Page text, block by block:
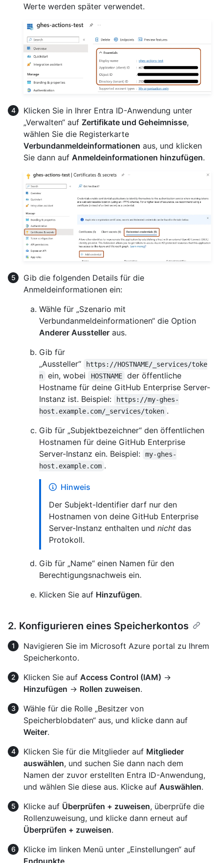
Werte werden später verwendet.
Klicken Sie in Ihrer Entra ID-Anwendung unter
„Verwalten“ auf Zertifikate und Geheimnisse,
wählen Sie die Registerkarte
Verbundanmeldeinformationen aus, und klicken
Sie dann auf Anmeldeinformationen hinzufügen.
Gib die folgenden Details für die
Anmeldeinformationen ein:
Wähle für „Szenario mit
Verbundanmeldeinformationen“ die Option
Anderer Aussteller aus.
Gib für
„Aussteller“
https://HOSTNAME/_services/toke
n
ein, wobei HOSTNAME
der öffentliche
Hostname für deine GitHub Enterprise Server-
Instanz ist. Beispiel:
https://my-ghes-
host.example.com/_services/token .
Gib für „Subjektbezeichner“ den öffentlichen
Hostnamen für deine GitHub Enterprise
Server-Instanz ein. Beispiel:
my-ghes-
host.example.com .
Hinweis
Der Subjekt-Identifier darf nur den
Hostnamen von deine GitHub Enterprise
Server-Instanz enthalten und nicht das
Protokoll.
Gib für „Name“ einen Namen für den
Berechtigungsnachweis ein.
Klicken Sie auf Hinzufügen.
2. Konfigurieren eines Speicherkontos
Navigieren Sie im Microsoft Azure portal zu Ihrem
Speicherkonto.
Klicken Sie auf Access Control (IAM) →
Hinzufügen → Rollen zuweisen.
Wähle für die Rolle „Besitzer von
Speicherblobdaten“ aus, und klicke dann auf
Weiter.
Klicken Sie für die Mitglieder auf Mitglieder
auswählen, und suchen Sie dann nach dem
Namen der zuvor erstellten Entra ID-Anwendung,
und wählen Sie diese aus. Klicke auf Auswählen.
Klicke auf Überprüfen + zuweisen, überprüfe die
Rollenzuweisung, und klicke dann erneut auf
Überprüfen + zuweisen.
Klicke im linken Menü unter „Einstellungen“ auf